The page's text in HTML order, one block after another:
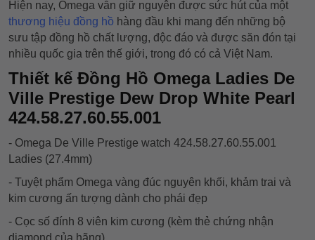
Hiện nay, Omega vẫn giữ nguyên được sức hút của một
thương hiệu đồng hồ hàng đầu khi mang đến những bộ
sưu tập đồng hồ chất lượng, độc đáo và được săn đón tại
nhiều quốc gia trên thế giới, trong đó có cả Việt Nam.
Thiết kế Đồng Hồ Omega Ladies De
Ville Prestige Dew Drop White Pearl
424.58.27.60.55.001
- Omega De Ville Prestige watch 424.58.27.60.55.001
Ladies (27.4mm)
- Tuyệt phẩm Omega vàng đúc nguyên khối, khảm trai và
kim cương ấn tượng dành cho phái đẹp
- Cọc số đính 8 viên kim cương (kèm thẻ chứng nhận
diamond của hãng)